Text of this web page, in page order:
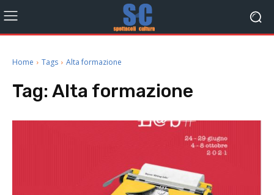
Home Tags Alta formazione
Tag: Alta formazione